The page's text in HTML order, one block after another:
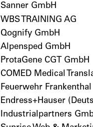
Sanner GmbH
WBS TRAINING AG
Qognify GmbH
Alpensped GmbH
ProtaGene CGT GmbH
COMED Medical
Feuerwehr Frankenthal
Endress+Hauser
Industrialpartners